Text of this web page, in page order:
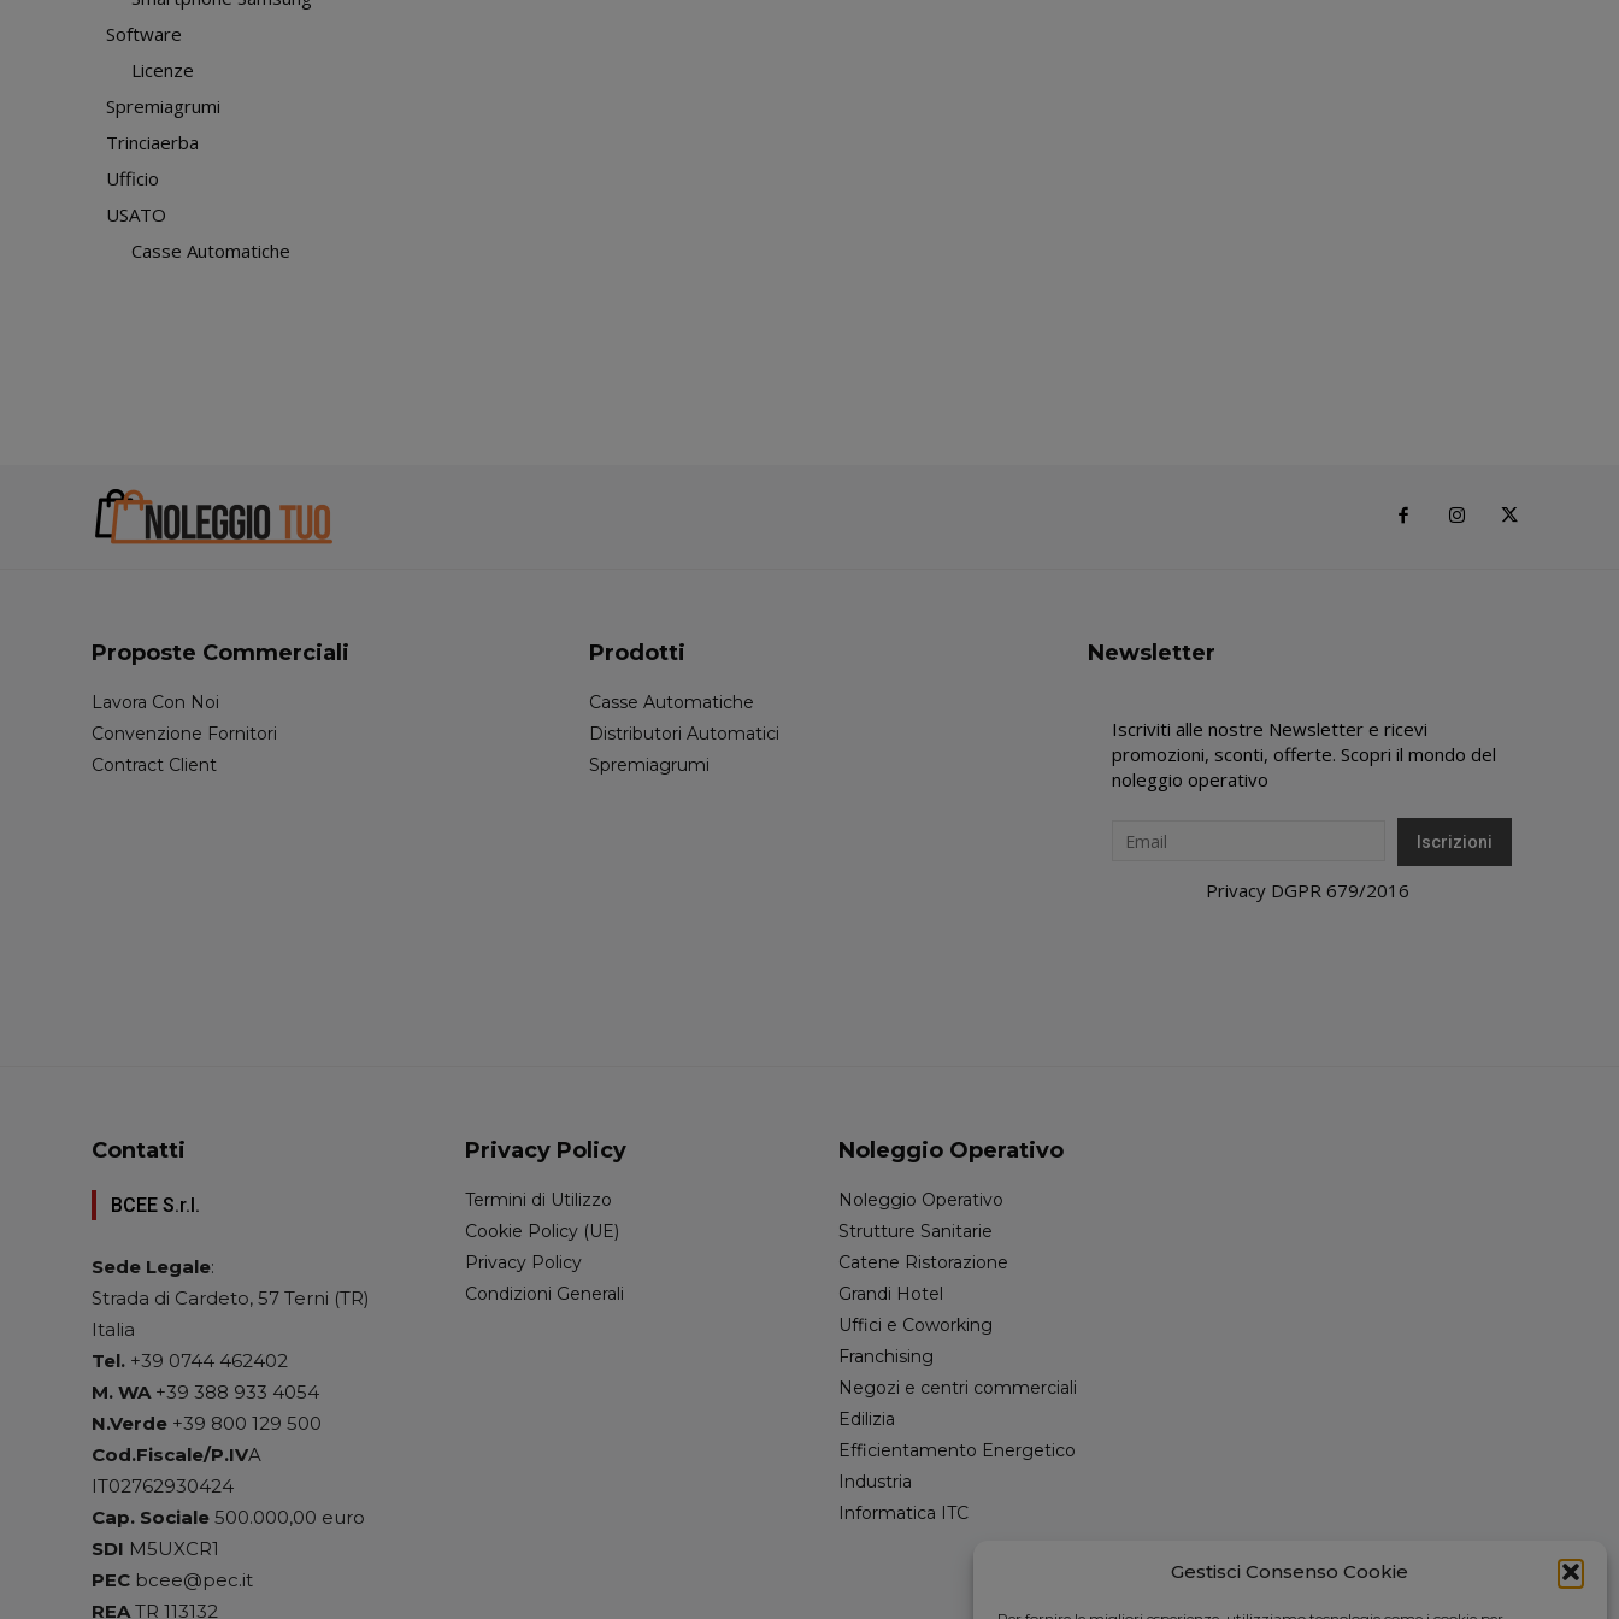
Gestisci Consenso Cookie
Software
Licenze
Spremiagrumi
Trinciaerba
Ufficio
USATO
Casse Automatiche
Proposte Commerciali
Lavora Con Noi
Convenzione Fornitori
Contract Client
Prodotti
Casse Automatiche
Distributori Automatici
Spremiagrumi
Newsletter
Iscriviti alle nostre Newsletter e ricevi
promozioni, sconti, offerte. Scopri il mondo del
noleggio operativo
Privacy DGPR 679/2016
Contatti
BCEE S.r.l.
Sede Legale:
Strada di Cardeto, 57 Terni (TR)
Italia
Tel. +39 0744 462402
M. WA+39 388 933 4054
N.Verde +39 800 129 500
Cod.Fiscale/P.IVA
IT02762930424
Cap. Sociale 500.000,00 euro
SDI M5UXCR1
PEC bcee@pec.it
REATR 113132
Privacy Policy
Termini di Utilizzo
Cookie Policy (UE)
Privacy Policy
Condizioni Generali
Noleggio Operativo
Noleggio Operativo
Strutture Sanitarie
Catene Ristorazione
Grandi Hotel
Uffici e Coworking
Franchising
Negozi e centri commerciali
Edilizia
Efficientamento Energetico
Industria
Informatica ITC